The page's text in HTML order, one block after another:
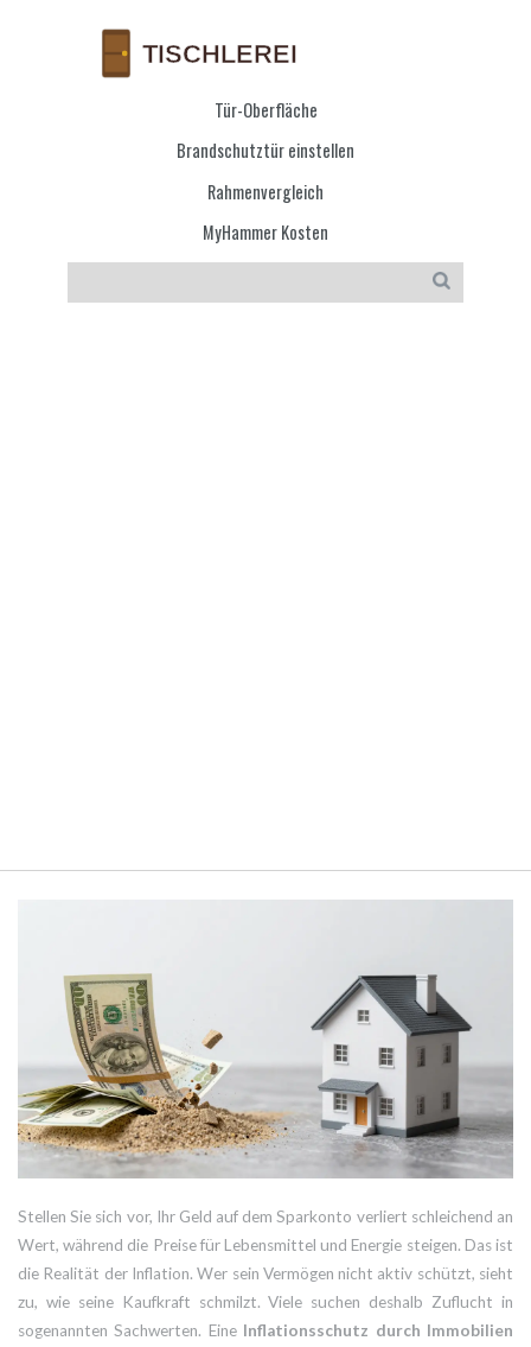
Tür-Oberfläche
Brandschutztür einstellen
Rahmenvergleich
MyHammer Kosten
Stellen Sie sich vor, Ihr Geld auf dem Sparkonto verliert schleichend an
Wert, während die Preise für Lebensmittel und Energie steigen. Das ist
die Realität der Inflation. Wer sein Vermögen nicht aktiv schützt, sieht
zu, wie seine Kaufkraft schmilzt. Viele suchen deshalb Zuflucht in
sogenannten Sachwerten. Eine Inflationsschutz durch Immobilien